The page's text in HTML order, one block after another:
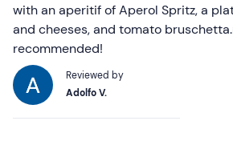
with an aperitif of Aperol Spritz, a
and cheeses, and tomato
recommended!
Reviewed by
Adolfo V.